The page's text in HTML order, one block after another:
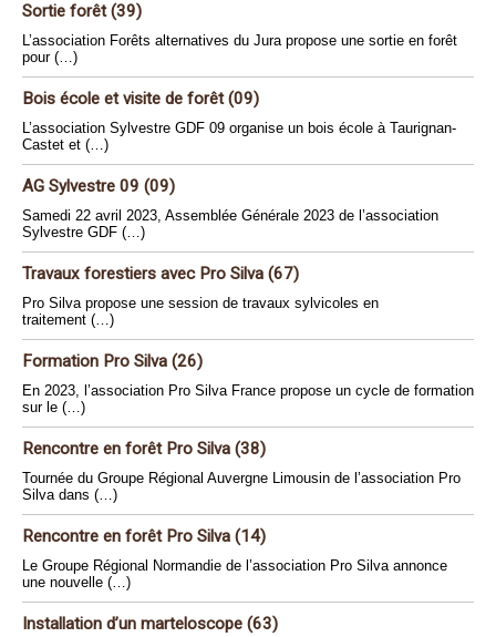
Sortie forêt (39)
L’association Forêts alternatives du Jura propose une sortie en forêt
pour (…)
Bois école et visite de forêt (09)
L’association Sylvestre GDF 09 organise un bois école à Taurignan-
Castet et (…)
AG Sylvestre 09 (09)
Samedi 22 avril 2023, Assemblée Générale 2023 de l’association
Sylvestre GDF (…)
Travaux forestiers avec Pro Silva (67)
Pro Silva propose une session de travaux sylvicoles en
traitement (…)
Formation Pro Silva (26)
En 2023, l’association Pro Silva France propose un cycle de formation
sur le (…)
Rencontre en forêt Pro Silva (38)
Tournée du Groupe Régional Auvergne Limousin de l’association Pro
Silva dans (…)
Rencontre en forêt Pro Silva (14)
Le Groupe Régional Normandie de l’association Pro Silva annonce
une nouvelle (…)
Installation d’un marteloscope (63)